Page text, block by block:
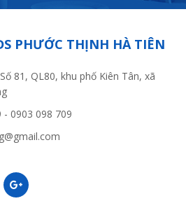
PHƯỚC THỊNH HÀ TIÊN
81, QL80, khu phố Kiên Tân, xã
- 0903 098 709